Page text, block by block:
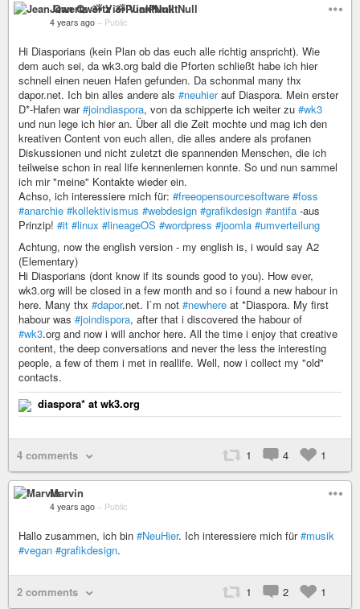
Jean Qwertz ૐ VierPunktNull
4 years ago – Public
Hi Diasporians (kein Plan ob das euch alle richtig anspricht). Wie
dem auch sei, da wk3.org bald die Pforten schließt habe ich hier
schnell einen neuen Hafen gefunden. Da schonmal many thx
dapor.net. Ich bin alles andere als #neuhierauf Diaspora. Mein erster
D*-Hafen war#joindiaspora, von da schipperte ich weiter zu #wk3
und nun lege ich hier an. Über all die Zeit mochte und mag ich den
kreativen Content von euch allen, die alles andere als profanen
Diskussionen und nicht zuletzt die spannenden Menschen, die ich
teilweise schon in real life kennenlernen konnte. So und nun sammel
ich mir "meine" Kontakte wieder ein.
Achso, ich interessiere mich für: #freeopensourcesoftware #foss
#anarchie #kollektivismus #webdesign #grafikdesign #antifa -aus
Prinzip! #it #linux #lineageOS #wordpress #joomla #umverteilung
Achtung, now the english version - my english is, i would say A2
(Elementary)
Hi Diasporians (dont know if its sounds good to you). How ever,
wk3.org will be closed in a few month and so i found a new habour in
here. Many thx #dapor.net. I`m not #newhere at *Diaspora. My first
habour was #joindispora, after that i discovered the habour of
#wk3.org and now i will anchor here. All the time i enjoy that creative
content, the deep conversations and never the less the interesting
people, a few of them i met in reallife. Well, now i collect my "old"
contacts.
diaspora* at wk3.org
4 comments 1 4 1
Marvin
4 years ago – Public
Hallo zusammen, ich bin #NeuHier. Ich interessiere mich für#musik
#vegan #grafikdesign.
2 comments 1 2 1